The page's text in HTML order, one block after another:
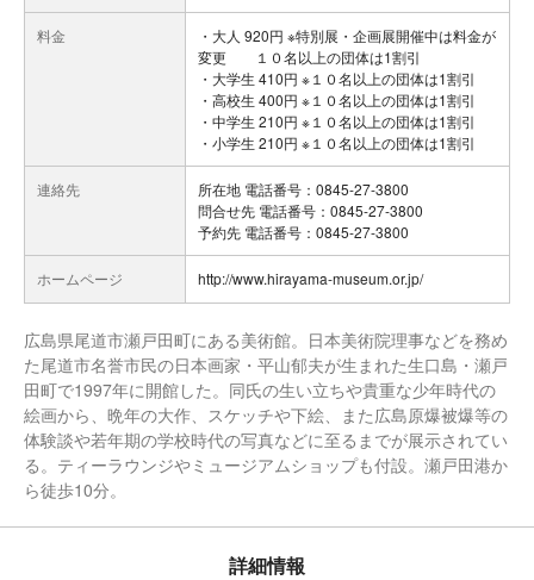
料金
・大人 920円 ※特別展・企画展開催中は料金が
変更 １０名以上の団体は1割引
・大学生 410円 ※１０名以上の団体は1割引
・高校生 400円 ※１０名以上の団体は1割引
・中学生 210円 ※１０名以上の団体は1割引
・小学生 210円 ※１０名以上の団体は1割引
連絡先
所在地 電話番号：0845-27-3800
問合せ先 電話番号：0845-27-3800
予約先 電話番号：0845-27-3800
ホームページ http://www.hirayama-museum.or.jp/
広島県尾道市瀬戸田町にある美術館。日本美術院理事などを務め
た尾道市名誉市民の日本画家・平山郁夫が生まれた生口島・瀬戸
田町で1997年に開館した。同氏の生い立ちや貴重な少年時代の
絵画から、晩年の大作、スケッチや下絵、また広島原爆被爆等の
体験談や若年期の学校時代の写真などに至るまでが展示されてい
る。ティーラウンジやミュージアムショップも付設。瀬戸田港か
ら徒歩10分。
詳細情報